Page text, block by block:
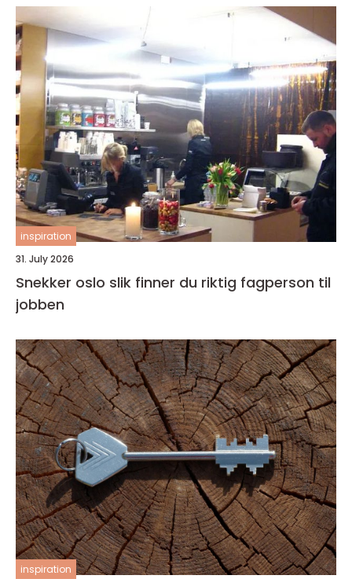
inspiration
31. July 2026
Snekker oslo slik finner du riktig fagperson til
jobben
inspiration